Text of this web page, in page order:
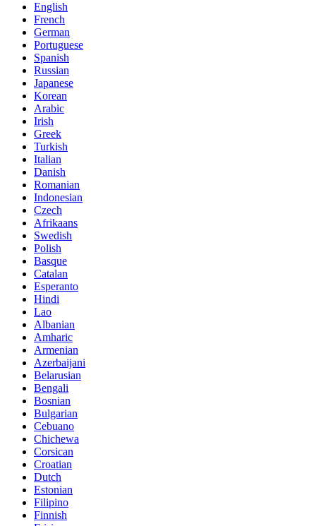
English
French
German
Portuguese
Spanish
Russian
Japanese
Korean
Arabic
Irish
Greek
Turkish
Italian
Danish
Romanian
Indonesian
Czech
Afrikaans
Swedish
Polish
Basque
Catalan
Esperanto
Hindi
Lao
Albanian
Amharic
Armenian
Azerbaijani
Belarusian
Bengali
Bosnian
Bulgarian
Cebuano
Chichewa
Corsican
Croatian
Dutch
Estonian
Filipino
Finnish